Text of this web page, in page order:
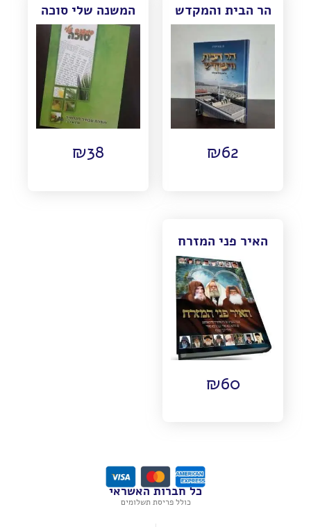
הר הבית והמקדש
₪62
המשנה שלי סוכה
₪38
האיר פני המזרח
₪60
כל חברות האשראי
כולל פריסת תשלומים